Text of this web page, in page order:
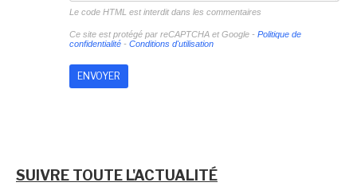
Le code HTML est interdit dans les commentaires
Ce site est protégé par reCAPTCHA et Google - Politique de
confidentialité- Conditions d'utilisation
SUIVRE TOUTE L'ACTUALITÉ